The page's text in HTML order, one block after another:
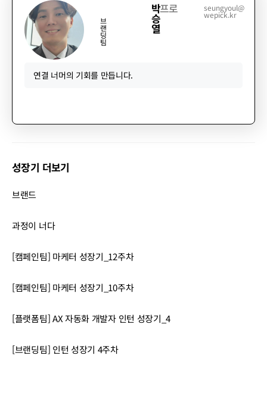
브
랜
딩
팀
박
승
열
프로 seungyoul@
wepick.kr
연결 너머의 기회를 만듭니다.
성장기 더보기
브랜드
과정이 너다
[캠페인팀] 마케터 성장기_12주차
[캠페인팀] 마케터 성장기_10주차
[플랫폼팀] AX 자동화 개발자 인턴 성장기_4
[브랜딩팀] 인턴 성장기 4주차